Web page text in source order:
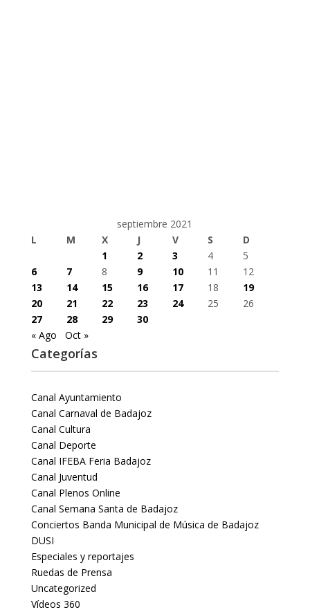
septiembre 2021
L
M X J V S
D
1
2 3 4
5
6
7 8 9 10 11
12
13
14 15 16 17 18
19
20
21 22 23 24 25
26
27
28 29
30
« Ago
Oct »
Categorías
Canal Ayuntamiento
Canal Carnaval de Badajoz
Canal Cultura
Canal Deporte
Canal IFEBA Feria Badajoz
Canal Juventud
Canal Plenos Online
Canal Semana Santa de Badajoz
Conciertos Banda Municipal de Música de Badajoz
DUSI
Especiales y reportajes
Ruedas de Prensa
Uncategorized
Vídeos 360